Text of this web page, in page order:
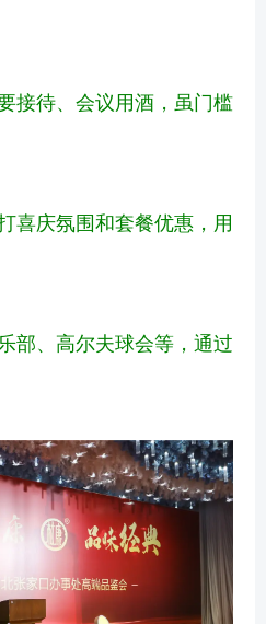
接待、会议用酒，虽门槛
喜庆氛围和套餐优惠，用
部、高尔夫球会等，通过